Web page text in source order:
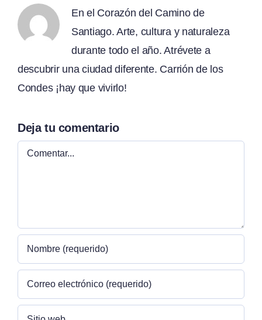
En el Corazón del Camino de
Santiago. Arte, cultura y naturaleza
durante todo el año. Atrévete a
descubrir una ciudad diferente. Carrión de los
Condes ¡hay que vivirlo!
Deja tu comentario
Comentar